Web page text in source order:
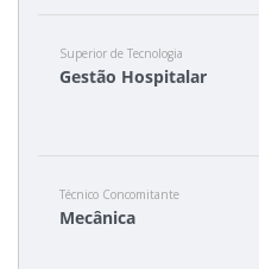
Superior de Tecnologia
Gestão Hospitalar
Técnico Concomitante
Mecânica